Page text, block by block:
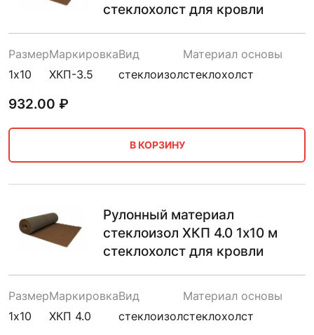
стеклохолст для кровли
Размер
1х10
Маркировка
ХКП-3.5
Вид
стеклоизол
Материал основы
стеклохолст
932.00 ₽
В КОРЗИНУ
Рулонный материал
стеклоизол ХКП 4.0 1х10 м
стеклохолст для кровли
Размер
1х10
Маркировка
ХКП 4.0
Вид
стеклоизол
Материал основы
стеклохолст